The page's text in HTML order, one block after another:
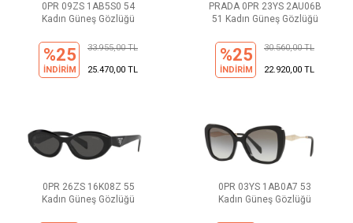
0PR 09ZS 1AB5S0 54
Kadın Güneş Gözlüğü
%25
İNDİRİM
33.955,00 TL
25.470,00 TL
PRADA 0PR 23YS 2AU06B
51 Kadın Güneş Gözlüğü
%25
İNDİRİM
30.560,00 TL
22.920,00 TL
0PR 26ZS 16K08Z 55
Kadın Güneş Gözlüğü
0PR 03YS 1AB0A7 53
Kadın Güneş Gözlüğü